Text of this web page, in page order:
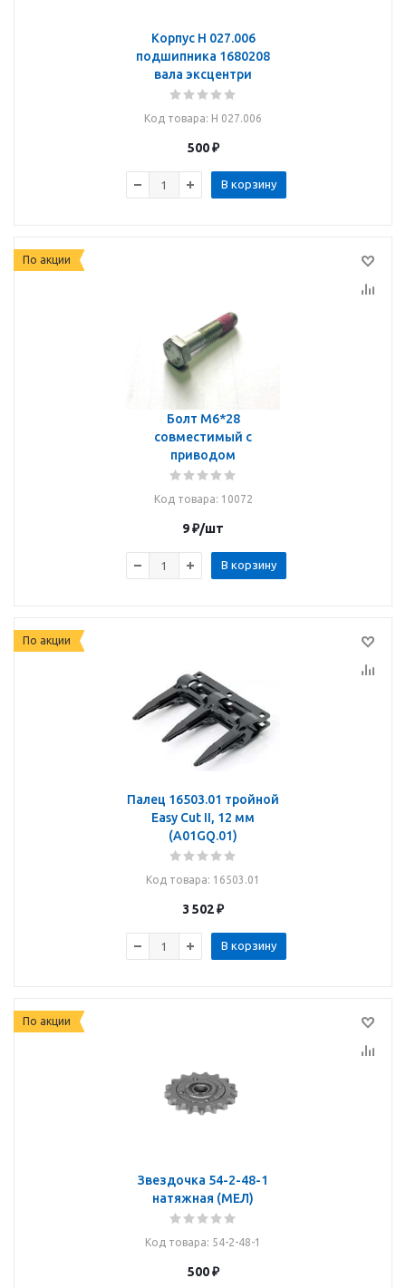
Корпус Н 027.006
подшипника 1680208
вала эксцентри
Код товара: Н 027.006
500₽
В корзину
По акции
Болт М6*28
совместимый с
приводом
Код товара: 10072
9₽/шт
В корзину
По акции
Палец 16503.01 тройной
Easy Cut II, 12 мм
(A01GQ.01)
Код товара: 16503.01
3 502₽
В корзину
По акции
Звездочка 54-2-48-1
натяжная (МЕЛ)
Код товара: 54-2-48-1
500₽